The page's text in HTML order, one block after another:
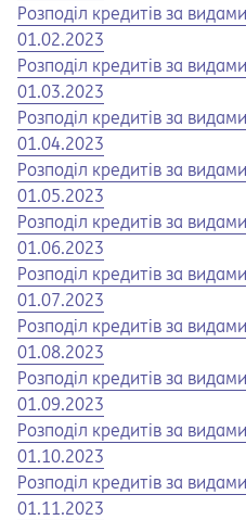
Opens in a new tab
Opens a pdf
Розподіл кредитів за
01.02.2023
Opens in a new tab
Opens a pdf
Розподіл кредитів за
01.03.2023
Opens in a new tab
Opens a pdf
Розподіл кредитів за
01.04.2023
Opens in a new tab
Opens a pdf
Розподіл кредитів за
01.05.2023
Opens in a new tab
Opens a pdf
Розподіл кредитів за
01.06.2023
Opens in a new tab
Opens a pdf
Розподіл кредитів за
01.07.2023
Opens in a new tab
Opens a pdf
Розподіл кредитів за
01.08.2023
Opens in a new tab
Opens a pdf
Розподіл кредитів за
01.09.2023
Opens in a new tab
Opens a pdf
Розподіл кредитів за
01.10.2023
Opens in a new tab
Opens a pdf
Розподіл кредитів за
01.11.2023